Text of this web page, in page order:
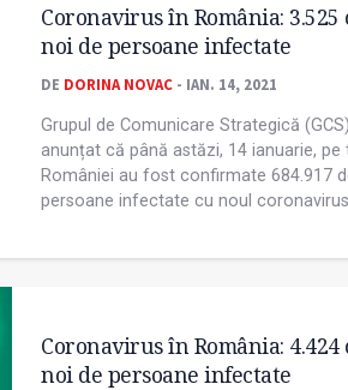
Coronavirus în România:
noi de persoane infectate
DE DORINA NOVAC - IAN. 14, 2021
Grupul de Comunicare Strategică
anunțat că până astăzi, 14 ianuarie, pe
României au fost confirmate 684.917
persoane infectate cu noul
Coronavirus în România:
noi de persoane infectate